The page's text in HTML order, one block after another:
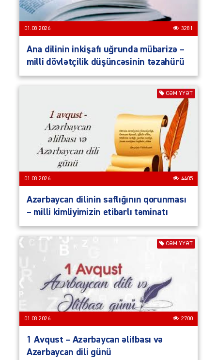
01.08.2026 3281
Ana dilinin inkişafı uğrunda mübarizə –
milli dövlətçilik düşüncəsinin təzahürü
CƏMIYYƏT
01.08.2026 4405
Azərbaycan dilinin saflığının qorunması
– milli kimliyimizin etibarlı təminatı
CƏMIYYƏT
01.08.2026 2700
1 Avqust – Azərbaycan əlifbası və
Azərbaycan dili günü